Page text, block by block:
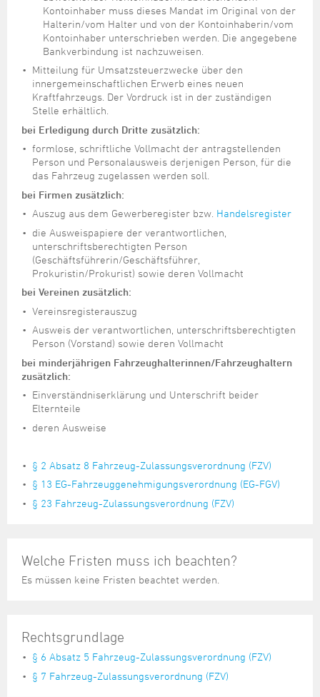
Kontoinhaber muss dieses Mandat im Original von der
Halterin/vom Halter und von der Kontoinhaberin/vom
Kontoinhaber unterschrieben werden. Die angegebene
Bankverbindung ist nachzuweisen.
Mitteilung für Umsatzsteuerzwecke über den
innergemeinschaftlichen Erwerb eines neuen
Kraftfahrzeugs. Der Vordruck ist in der zuständigen
Stelle erhältlich.
bei Erledigung durch Dritte zusätzlich:
formlose, schriftliche Vollmacht der antragstellenden
Person und Personalausweis derjenigen Person, für die
das Fahrzeug zugelassen werden soll.
bei Firmen zusätzlich:
Auszug aus dem Gewerberegister bzw. Handelsregister
die Ausweispapiere der verantwortlichen,
unterschriftsberechtigten Person
(Geschäftsführerin/Geschäftsführer,
Prokuristin/Prokurist) sowie deren Vollmacht
bei Vereinen zusätzlich:
Vereinsregisterauszug
Ausweis der verantwortlichen, unterschriftsberechtigten
Person (Vorstand) sowie deren Vollmacht
bei minderjährigen Fahrzeughalterinnen/Fahrzeughaltern
zusätzlich:
Einverständniserklärung und Unterschrift beider
Elternteile
deren Ausweise
§ 2 Absatz 8 Fahrzeug-Zulassungsverordnung (FZV)
§ 13 EG-Fahrzeuggenehmigungsverordnung (EG-FGV)
§ 23 Fahrzeug-Zulassungsverordnung (FZV)
Welche Fristen muss ich beachten?
Es müssen keine Fristen beachtet werden.
Rechtsgrundlage
§ 6 Absatz 5 Fahrzeug-Zulassungsverordnung (FZV)
§ 7 Fahrzeug-Zulassungsverordnung (FZV)